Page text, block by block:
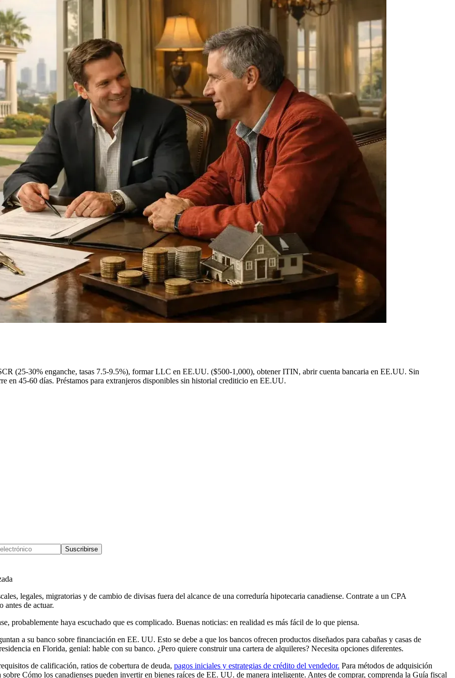
(25-30% enganche, tasas 7.5-9.5%), formar LLC en EE.UU. ($500-1,000), obtener ITIN, abrir cuenta bancaria en EE.UU. Sin
en 45-60 días. Préstamos para extranjeros disponibles sin historial crediticio en EE.UU.
Suscribirse
legales, migratorias y de cambio de divisas fuera del alcance de una correduría hipotecaria canadiense. Contrate a un CPA
antes de actuar.
probablemente haya escuchado que es complicado. Buenas noticias: en realidad es más fácil de lo que piensa.
a su banco sobre financiación en EE. UU. Esto se debe a que los bancos ofrecen productos diseñados para cabañas y casas de
en Florida, genial: hable con su banco. ¿Pero quiere construir una cartera de alquileres? Necesita opciones diferentes.
de calificación, ratios de cobertura de deuda, pagos iniciales y estrategias de crédito del vendedor. Para métodos de adquisición
Cómo los canadienses pueden invertir en bienes raíces de EE. UU. de manera inteligente. Antes de comprar, comprenda la Guía fiscal